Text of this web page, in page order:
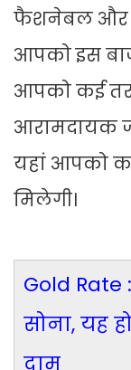
फैशनेबल और
आपको इस
आपको कई
आरामदायक
यहां आपको
मिलेगी।
Gold
सोना, यह